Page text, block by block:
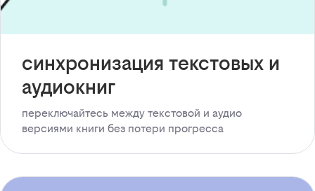
синхронизация текстовых и
аудиокниг
переключайтесь между текстовой и аудио
версиями книги без потери прогресса